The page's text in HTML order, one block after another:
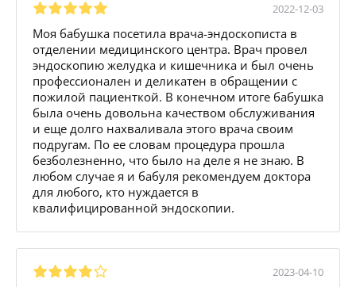
2022-12-03
Моя бабушка посетила врача-эндоскописта в
отделении медицинского центра. Врач провел
эндоскопию желудка и кишечника и был очень
профессионален и деликатен в обращении с
пожилой пациенткой. В конечном итоге бабушка
была очень довольна качеством обслуживания
и еще долго нахваливала этого врача своим
подругам. По ее словам процедура прошла
безболезненно, что было на деле я не знаю. В
любом случае я и бабуля рекомендуем доктора
для любого, кто нуждается в
квалифицированной эндоскопии.
2023-04-10